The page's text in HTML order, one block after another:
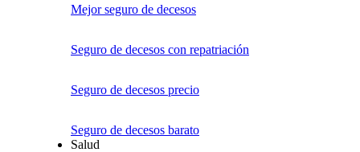
Mejor seguro de decesos
Seguro de decesos con repatriación
Seguro de decesos precio
Seguro de decesos barato
Salud